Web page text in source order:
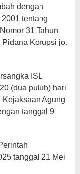
dengan
tentang
31 Tahun
Pidana Korupsi jo.
ISL
(dua puluh) hari
Kejaksaan Agung
tanggal 9
tanggal 21 Mei